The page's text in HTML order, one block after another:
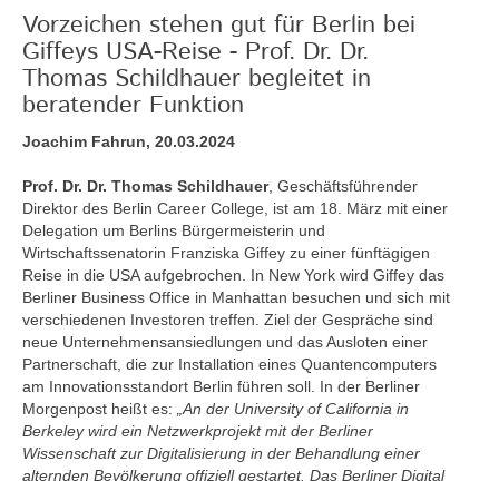
Vorzeichen stehen gut für Berlin bei
Giffeys USA-Reise - Prof. Dr. Dr.
Thomas Schildhauer begleitet in
beratender Funktion
Joachim Fahrun, 20.03.2024
Prof. Dr. Dr. Thomas Schildhauer, Geschäftsführender
Direktor des Berlin Career College, ist am 18. März mit einer
Delegation um Berlins Bürgermeisterin und
Wirtschaftssenatorin Franziska Giffey zu einer fünftägigen
Reise in die USA aufgebrochen. In New York wird Giffey das
Berliner Business Office in Manhattan besuchen und sich mit
verschiedenen Investoren treffen. Ziel der Gespräche sind
neue Unternehmensansiedlungen und das Ausloten einer
Partnerschaft, die zur Installation eines Quantencomputers
am Innovationsstandort Berlin führen soll. In der Berliner
Morgenpost heißt es:
„An der University of California in
Berkeley wird ein Netzwerkprojekt mit der Berliner
Wissenschaft zur Digitalisierung in der Behandlung einer
alternden Bevölkerung offiziell gestartet. Das Berliner Digital